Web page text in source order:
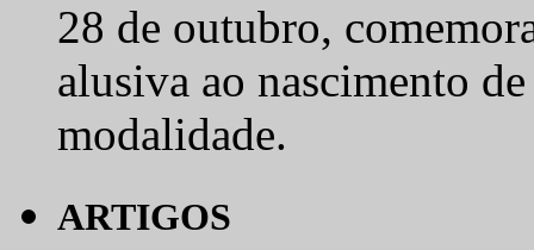
28 de outubro,
alusiva ao nascimento
modalidade.
ARTIGOS